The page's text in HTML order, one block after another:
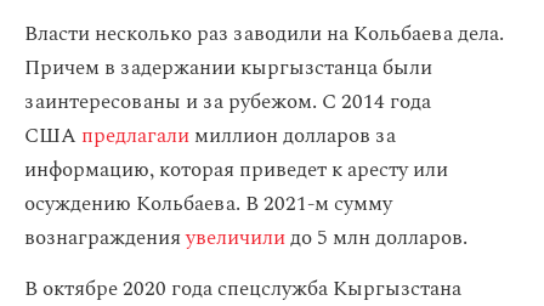
Власти несколько раз заводили на Кольбаева дела.
Причем в задержании кыргызстанца были
заинтересованы и за рубежом. С 2014 года
США предлагалимиллион долларов за
информацию, которая приведет к аресту или
осуждению Кольбаева. В 2021-м сумму
вознагражденияувеличилидо 5 млн долларов.
В октябре 2020 года спецслужба Кыргызстана